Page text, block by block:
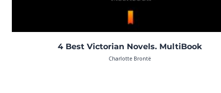
4 Best Victorian Novels. MultiBook
Charlotte Brontë